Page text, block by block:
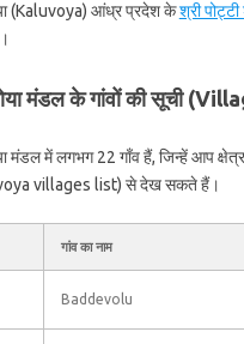
(Kaluvoya) आंध्र प्रदेश केश्री
मंडल के गांवों की सूची
मंडल में लगभग 22 गाँव हैं, जिन्हें आप
villages list) से देख सकते हैं।
गांव का नाम
Baddevolu